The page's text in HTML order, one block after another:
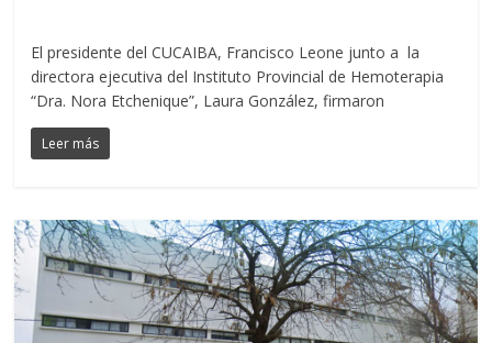
El presidente del CUCAIBA, Francisco Leone junto a la
directora ejecutiva del Instituto Provincial de Hemoterapia
“Dra. Nora Etchenique”, Laura González, firmaron
Leer más